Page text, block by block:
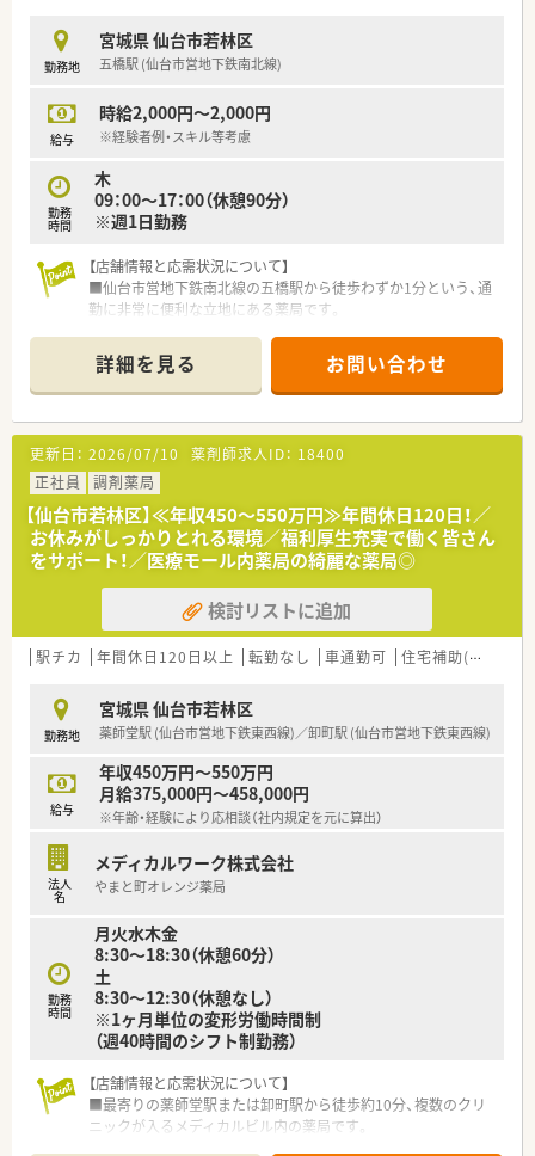
効率的に業務へ取り組むことができます。
■門前のクリニックとは日頃から密に連携が取れており、疑義照
会などもスムーズに行える関係性です。
【法人特徴について】
■仙台市内に複数の調剤薬局を展開しており、地域に根差した医
■医療ビル内に店舗を集中して展開することで、医療機関との強
固な連携と安定した経営基盤を確立しています。
■薬剤師会が主催する研修への参加費用を会社が負担するなど、
勤務地
宮城県 仙台市若林区
五橋駅 (仙台市営地下鉄南北線)
給与
時給2,000円～2,000円
※経験者例・スキル等考慮
勤務
時間
木
09：00～17：00（休憩90分）
※週1日勤務
【店舗情報と応需状況について】
■仙台市営地下鉄南北線の五橋駅から徒歩わずか1分という、通
勤に非常に便利な立地にある薬局です。
に1日平均15～20枚の処方箋を応需しています。
■現在は常勤の薬剤師1名と医療事務スタッフ1名が在籍してお
り、落ち着いた環境で業務に取り組めます。
【勤務実態について】
■残業がほとんど発生しない職場環境のため、終業後のプライベ
ートな時間をしっかりと確保することができます。
■原則として転居を伴う異動はございませんので、地域に腰を据
えて長期的なキャリアを築くことが可能です。
■最寄り駅から徒歩圏内という非常にアクセスの良い立地のた
め、日々の通勤における負担が少ないです。
【こんな方にオススメ】
■仕事と私生活のバランスを重視し、オンとオフのメリハリをつ
けた働き方を希望される方に最適です。
薬局で働きたい方におすすめします。
■調剤経験を活かしつつ、17時までの勤務で時間を重視した働
き方をしたい方におすすめです。
詳細を見る お問い合わせ
更新日： 2026/07/10 薬剤師求人ID： 18400
正社員
調剤薬局
【仙台市若林区】≪年収450～550万円≫年間休日120日！／
お休みがしっかりとれる環境／福利厚生充実で働く皆さん
をサポート！／医療モール内薬局の綺麗な薬局◎
検討リストに追加
駅チカ 年間休日120日以上 転勤なし 車通勤可 住宅補助(手当)あり
勤務地
宮城県 仙台市若林区
薬師堂駅 (仙台市営地下鉄東西線)／卸町駅 (仙台市営地下鉄東西線)
給与
年収450万円～550万円
月給375,000円～458,000円
※年齢・経験により応相談（社内規定を元に算出）
法人
名
メディカルワーク株式会社
やまと町オレンジ薬局
勤務
時間
月火水木金
8:30～18:30（休憩60分）
土
8:30～12:30（休憩なし）
※1ヶ月単位の変形労働時間制
（週40時間のシフト制勤務）
【店舗情報と応需状況について】
■最寄りの薬師堂駅または卸町駅から徒歩約10分、複数のクリ
ニックが入るメディカルビル内の薬局です。